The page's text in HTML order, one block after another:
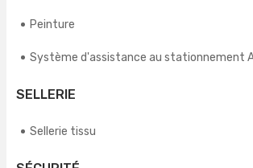
Peinture
Système d'assistance au stationnement
SELLERIE
Sellerie tissu